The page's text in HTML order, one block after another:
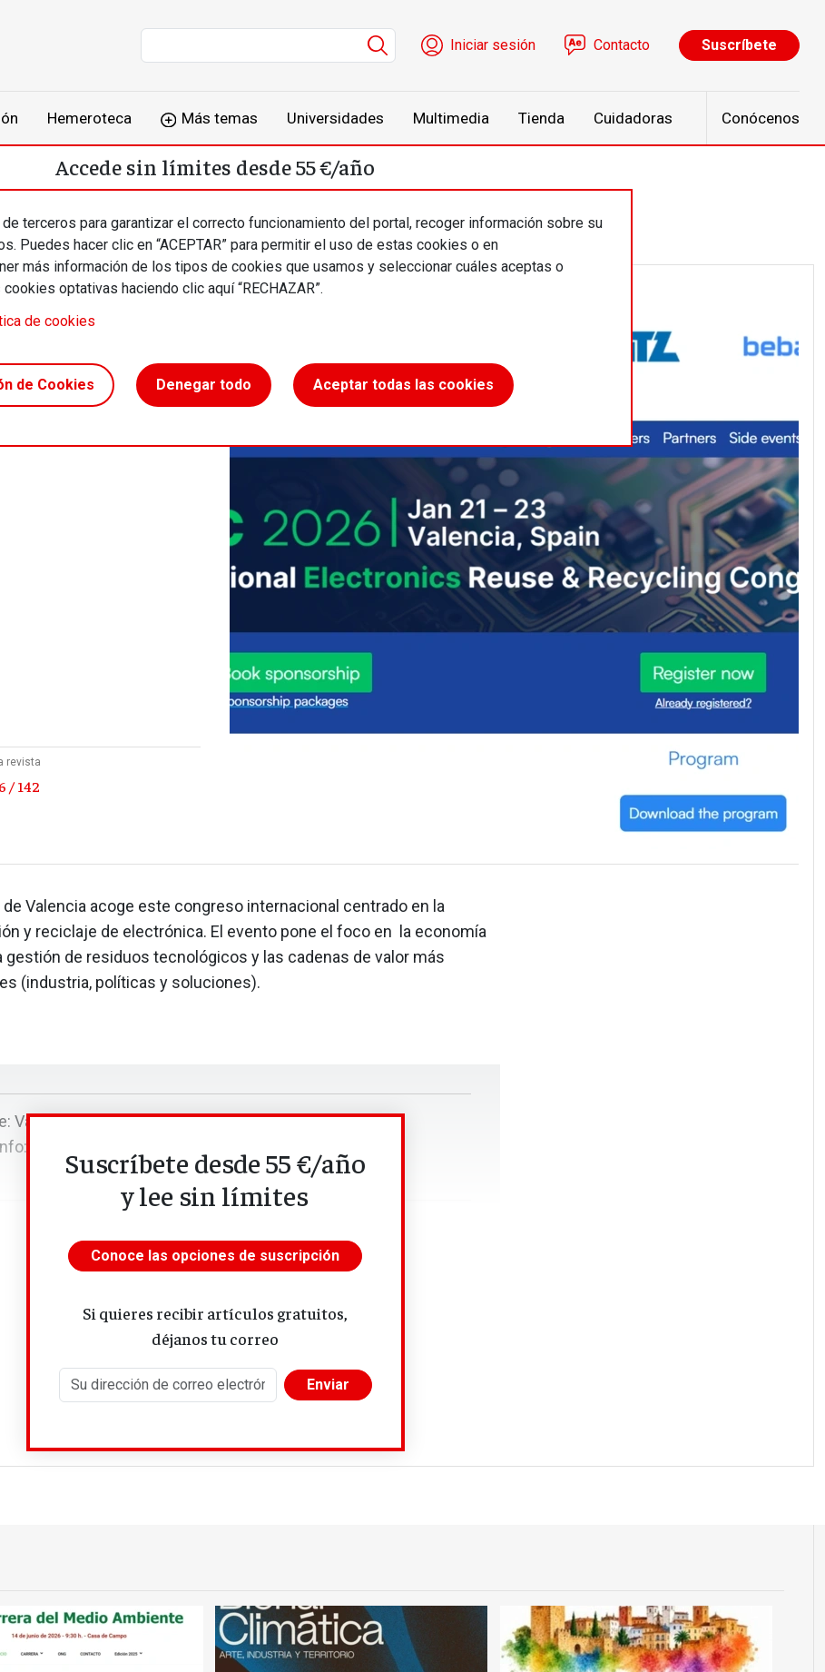
Menú de cuenta de usuario
Iniciar sesión Contacto Suscríbete
Hemeroteca Más temas Universidades Multimedia Tienda Cuidadoras Conócenos
terceros para garantizar el correcto funcionamiento del portal, recoger información sobre su
Puedes hacer clic en “ACEPTAR” para permitir el uso de estas cookies o en
más información de los tipos de cookies que usamos y seleccionar cuáles aceptas o
optativas haciendo clic aquí “RECHAZAR”.
de cookies
de Cookies Denegar todo Aceptar todas las cookies
Accede sin límites desde 55 €/año
revista
/ 142
de Valencia acoge este congreso internacional centrado en la
y reciclaje de electrónica. El evento pone el foco en la economía
gestión de residuos tecnológicos y las cadenas de valor más
(industria, políticas y soluciones).
Valencia
Suscríbete desde 55 €/año
y lee sin límites
Conoce las opciones de suscripción
Si quieres recibir artículos gratuitos,
déjanos tu correo